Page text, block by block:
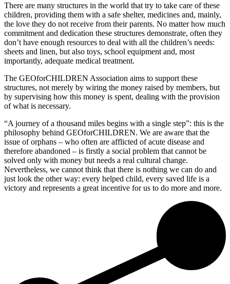
There are many structures in the world that try to take care of these
children, providing them with a safe shelter, medicines and, mainly,
the love they do not receive from their parents. No matter how much
commitment and dedication these structures demonstrate, often they
don’t have enough resources to deal with all the children’s needs:
sheets and linen, but also toys, school equipment and, most
importantly, adequate medical treatment.
The GEOforCHILDREN Association aims to support these
structures, not merely by wiring the money raised by members, but
by supervising how this money is spent, dealing with the provision
of what is necessary.
“A journey of a thousand miles begins with a single step”: this is the
philosophy behind GEOforCHILDREN. We are aware that the
issue of orphans – who often are afflicted of acute disease and
therefore abandoned – is firstly a social problem that cannot be
solved only with money but needs a real cultural change.
Nevertheless, we cannot think that there is nothing we can do and
just look the other way: every helped child, every saved life is a
victory and represents a great incentive for us to do more and more.